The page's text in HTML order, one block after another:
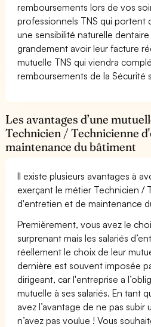
remboursements lors de vos
professionnels TNS qui portent
une sensibilité naturelle
grandement avoir leur facture
mutuelle TNS qui viendra
remboursements de la Sécurité
Les avantages d’une
Technicien / Technicienne
maintenance du bâtiment
Il existe plusieurs avantages à
exerçant le métier Technicien /
d'entretien et de maintenance
Premièrement, vous avez le
surprenant mais les salariés
réellement le choix de leur
dernière est souvent imposée
dirigeant, car l'entreprise a
mutuelle à ses salariés. En tant
avez l’avantage de ne pas subir
n’avez pas voulue ! Vous